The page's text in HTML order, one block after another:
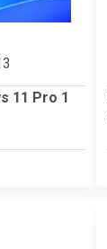
11 Pro 1